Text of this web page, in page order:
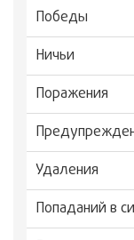
Победы
Ничьи
Поражения
Удаления
Попаданий в